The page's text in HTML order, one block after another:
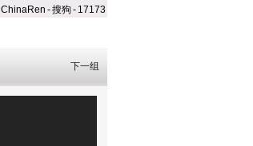
ChinaRen -搜狗 - 17173
下一组